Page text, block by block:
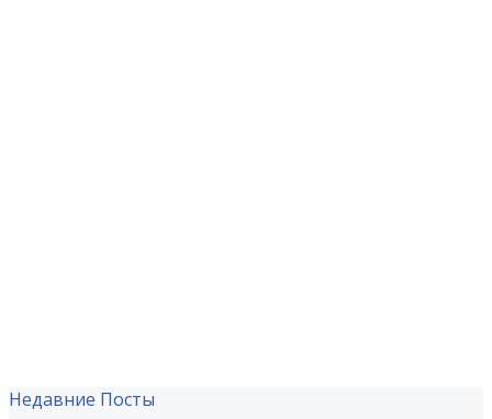
Недавние Посты